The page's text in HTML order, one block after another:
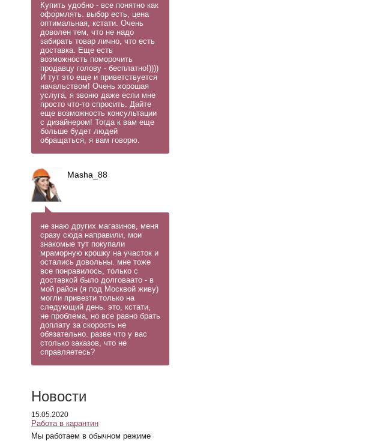
Купить удобно - все понятно как
оформлять. выбор есть, цена
оптимальная, кстати. Очень
доволен тем, что не надо
забирать товар лично, что есть
доставка. Еще есть
возможность поморочить
продавцу голову - бесплатно!))))
И тут это еще и приветствуется
начальством! Очень хорошая
услуга, я звоню даже если мне
просто что-то спросить. Дайте
еще возможность консультации
с дизайнером! Тогда к вам еще
больше будет людей
обращаться, я вам говорю.
Masha_88
не знаю других магазинов, меня
сразу сюда направили, мои
знакомые тут покупали
мраморную крошку на участок и
остались довольны. мне тоже
все понравилось, только с
доставкой было долговаато - в
мой район (я под Москвой живу)
могли привезти только на
следующий день. это, кстати,
не проблема, но все равно брать
доплату за скорость не
обязательно. разве что у вас
столько заказов, что не
справляетесь?
Новости
15.05.2020
Работа в карантин
Мы работаем в обычном режиме